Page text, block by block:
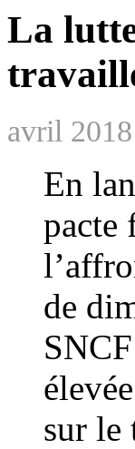
La
avril 2018
En
pacte
de
sur le